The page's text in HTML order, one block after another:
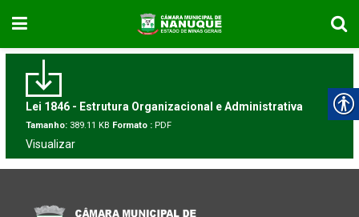
Lei 1846 - Estrutura Organizacional e Administrativa
Tamanho: 389.11 KB Formato : PDF
Visualizar